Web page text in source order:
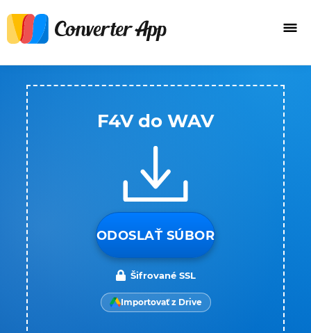
F4V do WAV
ODOSLAŤ SÚBOR
Šifrované SSL
Importovať z Drive